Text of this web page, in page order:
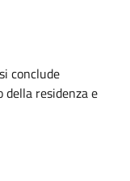
conclude
residenza e